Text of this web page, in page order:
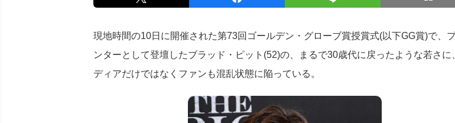
現地時間の10日に開催された第73回ゴールデン・グローブ賞授賞式(以下GG賞)で、
ンターとして登壇したブラッド・ピット(52)の、まるで30歳代に戻ったような若さに
ディアだけではなくファンも混乱状態に陥っている。